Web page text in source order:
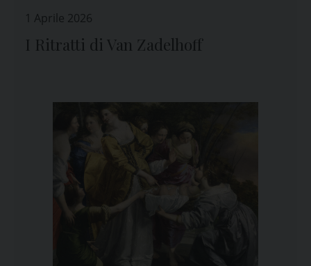
1 Aprile 2026
I Ritratti di Van Zadelhoff